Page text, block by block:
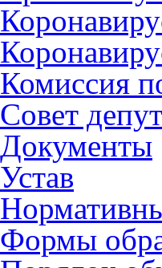
Комиссия
Совет
Документы
Устав
Формы